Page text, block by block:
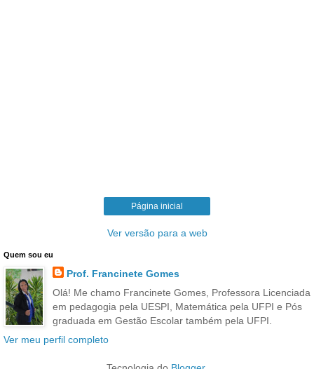
Página inicial
Ver versão para a web
Quem sou eu
Prof. Francinete Gomes
Olá! Me chamo Francinete Gomes, Professora Licenciada
em pedagogia pela UESPI, Matemática pela UFPI e Pós
graduada em Gestão Escolar também pela UFPI.
Ver meu perfil completo